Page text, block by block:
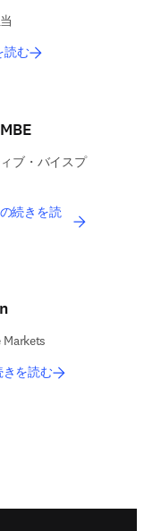
読む
ウィンドウで開く
ブ・バイスプ
続きを読
ウィンドウで開く
きを読む
ウィンドウで開く